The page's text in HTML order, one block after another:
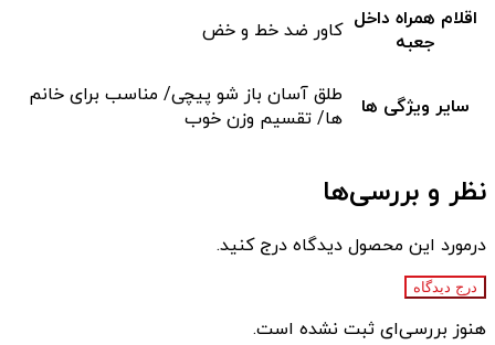
اقلام همراه داخل
جعبه
کاور ضد خط و خض
سایر ویژگی ها
طلق آسان باز شو پیچی/ مناسب برای خانم
ها/ تقسیم وزن خوب
نظر و بررسی‌ها
درمورد این محصول دیدگاه درج کنید.
درج دیدگاه
هنوز بررسی‌ای ثبت نشده است.